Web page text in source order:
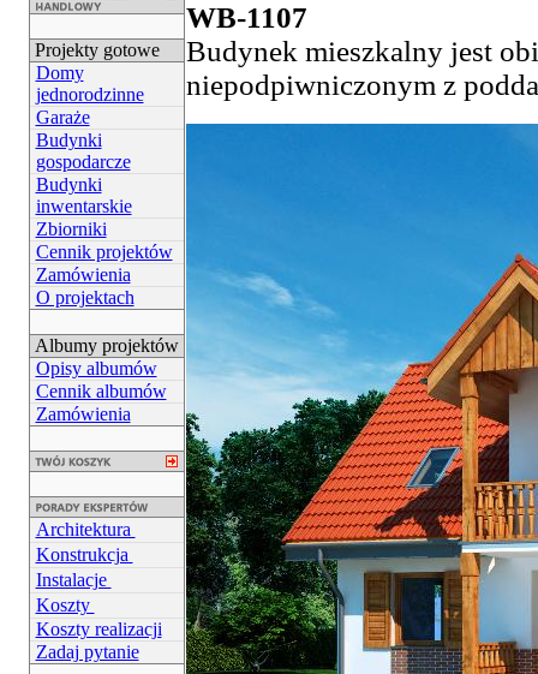
Projekty gotowe
Domy
jednorodzinne
Garaże
Budynki
gospodarcze
Budynki
inwentarskie
Zbiorniki
Cennik projektów
Zamówienia
O projektach
Albumy projektów
Opisy albumów
Cennik albumów
Zamówienia
Architektura
Konstrukcja
Instalacje
Koszty
Koszty realizacji
Zadaj pytanie
WB-1107
Budynek mieszkalny jest
niepodpiwniczonym z